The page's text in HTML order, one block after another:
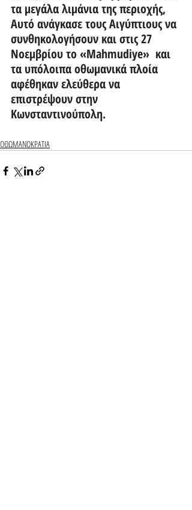
τα μεγάλα λιμάνια της περιοχής,
Αυτό ανάγκασε τους Αιγύπτιους να
συνθηκολογήσουν και στις 27
Νοεμβρίου το «Mahmudiye»  και
τα υπόλοιπα οθωμανικά πλοία
αφέθηκαν ελεύθερα να
επιστρέψουν στην
Κωνσταντινούπολη.
ΟΘΩΜΑΝΟΚΡΑΤΙΑ